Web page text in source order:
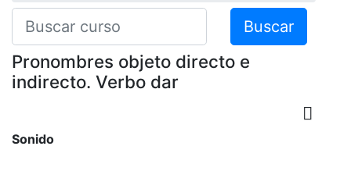
Buscar
Pronombres objeto directo e
indirecto. Verbo dar
Sonido